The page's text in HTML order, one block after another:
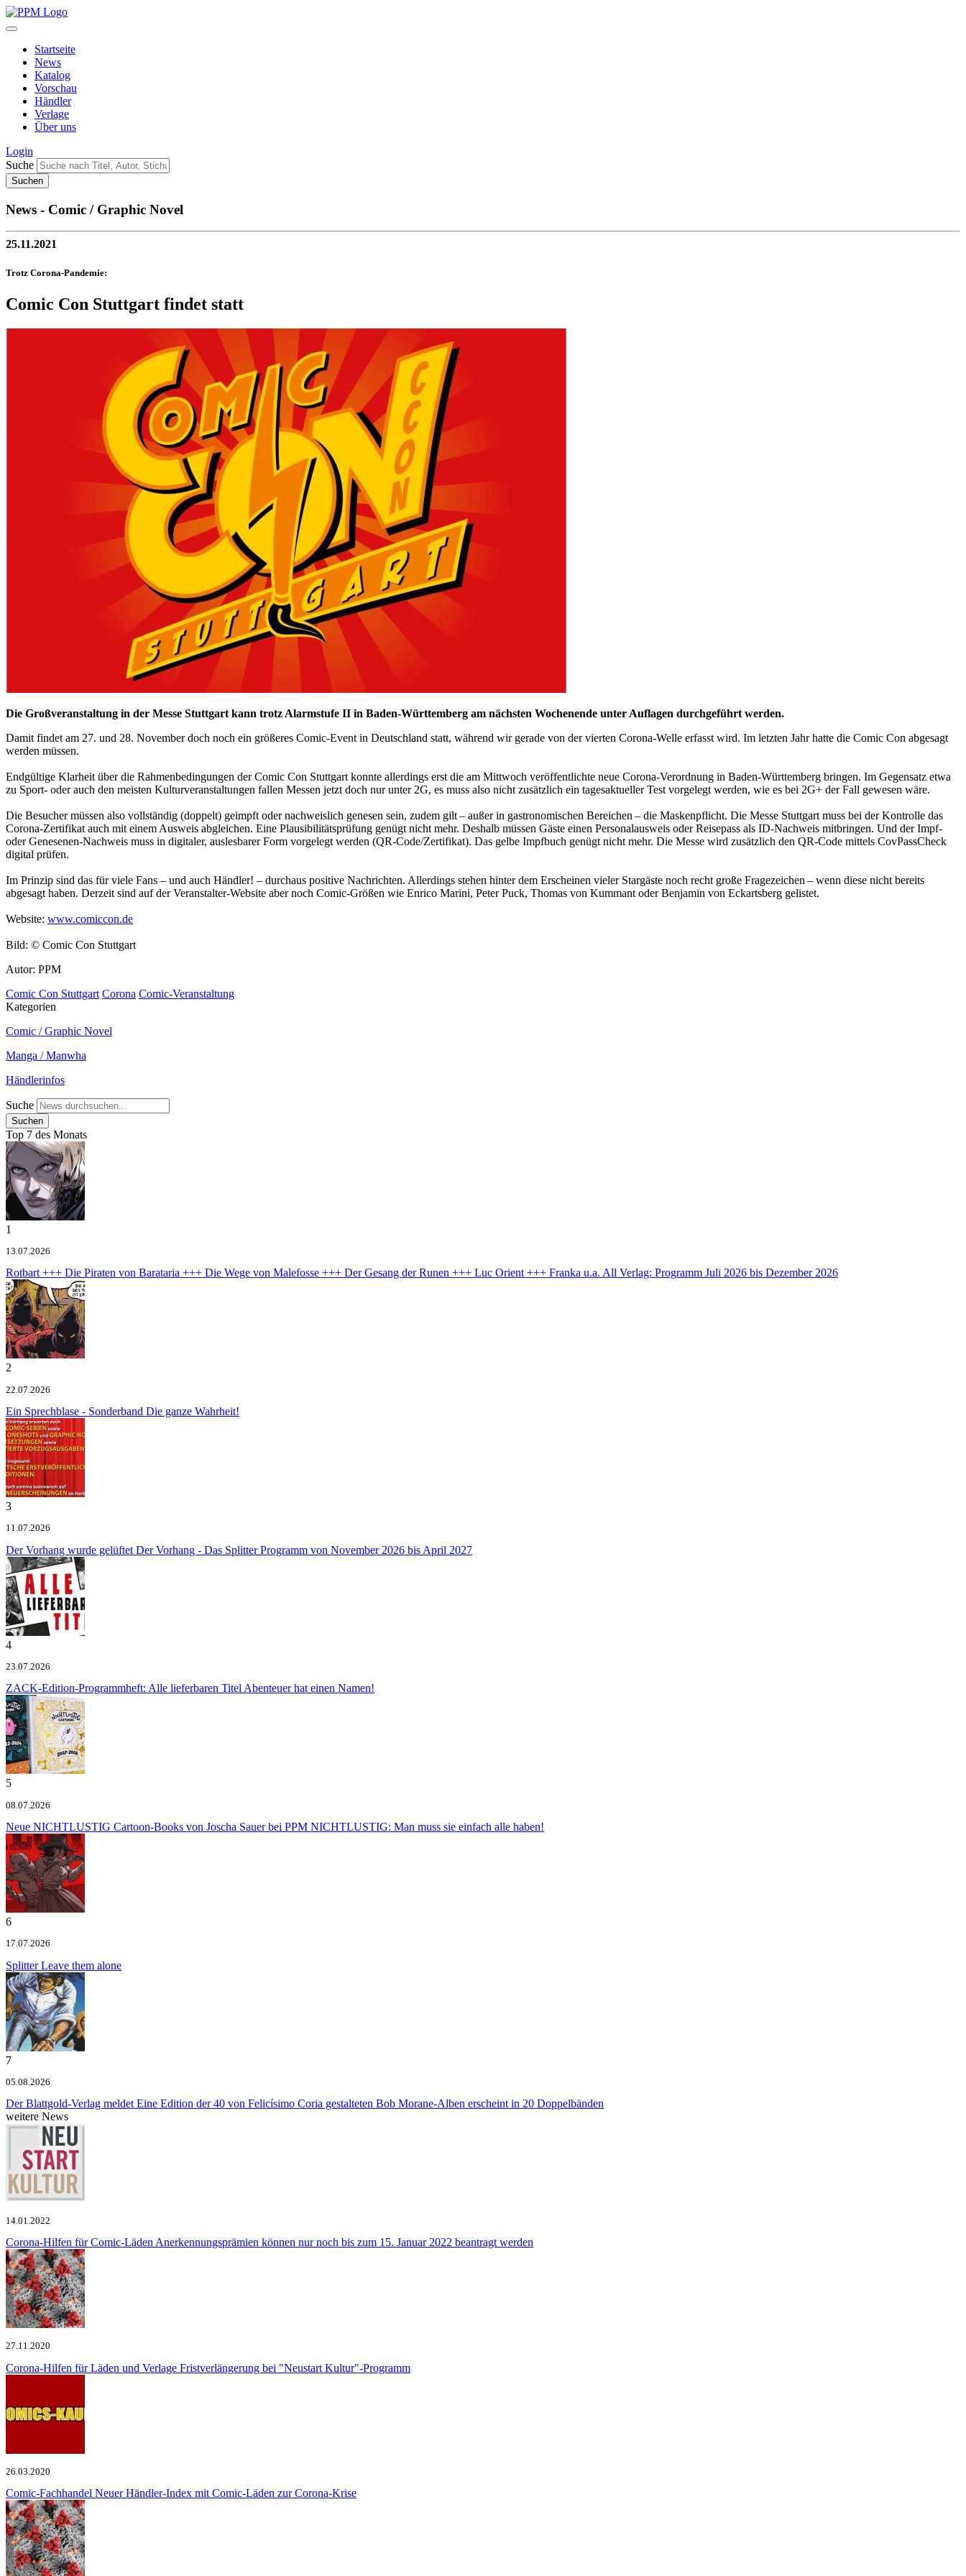
Startseite
News
Katalog
Vorschau
Händler
Verlage
Über uns
Login
Suche
News - Comic / Graphic Novel
25.11.2021
Trotz Corona-Pandemie:
Comic Con Stuttgart findet statt
Die Großveranstaltung in der Messe Stuttgart kann trotz Alarmstufe II in Baden-Württemberg am nächsten Wochenende unter Auflagen durchgeführt werden.
Damit findet am 27. und 28. November doch noch ein größeres Comic-Event in Deutschland statt, während wir gerade von der vierten Corona-Welle erfasst wird. Im letzten Jahr hatte die Comic Con abgesagt
werden müssen.
Endgültige Klarheit über die Rahmenbedingungen der Comic Con Stuttgart konnte allerdings erst die am Mittwoch veröffentlichte neue Corona-Verordnung in Baden-Württemberg bringen. Im Gegensatz etwa
zu Sport- oder auch den meisten Kulturveranstaltungen fallen Messen jetzt doch nur unter 2G, es muss also nicht zusätzlich ein tagesaktueller Test vorgelegt werden, wie es bei 2G+ der Fall gewesen wäre.
Die Besucher müssen also vollständig (doppelt) geimpft oder nachweislich genesen sein, zudem gilt – außer in gastronomischen Bereichen – die Maskenpflicht. Die Messe Stuttgart muss bei der Kontrolle das
Corona-Zertifikat auch mit einem Ausweis abgleichen. Eine Plausibilitätsprüfung genügt nicht mehr. Deshalb müssen Gäste einen Personalausweis oder Reisepass als ID-Nachweis mitbringen. Und der Impf-
oder Genesenen-Nachweis muss in digitaler, auslesbarer Form vorgelegt werden (QR-Code/Zertifikat). Das gelbe Impfbuch genügt nicht mehr. Die Messe wird zusätzlich den QR-Code mittels CovPassCheck
digital prüfen.
Im Prinzip sind das für viele Fans – und auch Händler! – durchaus positive Nachrichten. Allerdings stehen hinter dem Erscheinen vieler Stargäste noch recht große Fragezeichen – wenn diese nicht bereits
abgesagt haben. Derzeit sind auf der Veranstalter-Website aber noch Comic-Größen wie Enrico Marini, Peter Puck, Thomas von Kummant oder Benjamin von Eckartsberg gelistet.
Website: www.comiccon.de
Bild: © Comic Con Stuttgart
Autor: PPM
Comic Con Stuttgart Corona Comic-Veranstaltung
Kategorien
Comic / Graphic Novel
Manga / Manwha
Händlerinfos
Suche
Top 7 des Monats
1
13.07.2026
Rotbart +++ Die Piraten von Barataria +++ Die Wege von Malefosse +++ Der Gesang der Runen +++ Luc Orient +++ Franka u.a. All Verlag: Programm Juli 2026 bis Dezember 2026
2
22.07.2026
Ein Sprechblase - Sonderband Die ganze Wahrheit!
3
11.07.2026
Der Vorhang wurde gelüftet Der Vorhang - Das Splitter Programm von November 2026 bis April 2027
4
23.07.2026
ZACK-Edition-Programmheft: Alle lieferbaren Titel Abenteuer hat einen Namen!
5
08.07.2026
Neue NICHTLUSTIG Cartoon-Books von Joscha Sauer bei PPM NICHTLUSTIG: Man muss sie einfach alle haben!
6
17.07.2026
SplitterLeave them alone
7
05.08.2026
Der Blattgold-Verlag meldet Eine Edition der 40 von Felicísimo Coria gestalteten Bob Morane-Alben erscheint in 20 Doppelbänden
weitere News
14.01.2022
Corona-Hilfen für Comic-Läden Anerkennungsprämien können nur noch bis zum 15. Januar 2022 beantragt werden
27.11.2020
Corona-Hilfen für Läden und Verlage Fristverlängerung bei "Neustart Kultur"-Programm
26.03.2020
Comic-Fachhandel Neuer Händler-Index mit Comic-Läden zur Corona-Krise